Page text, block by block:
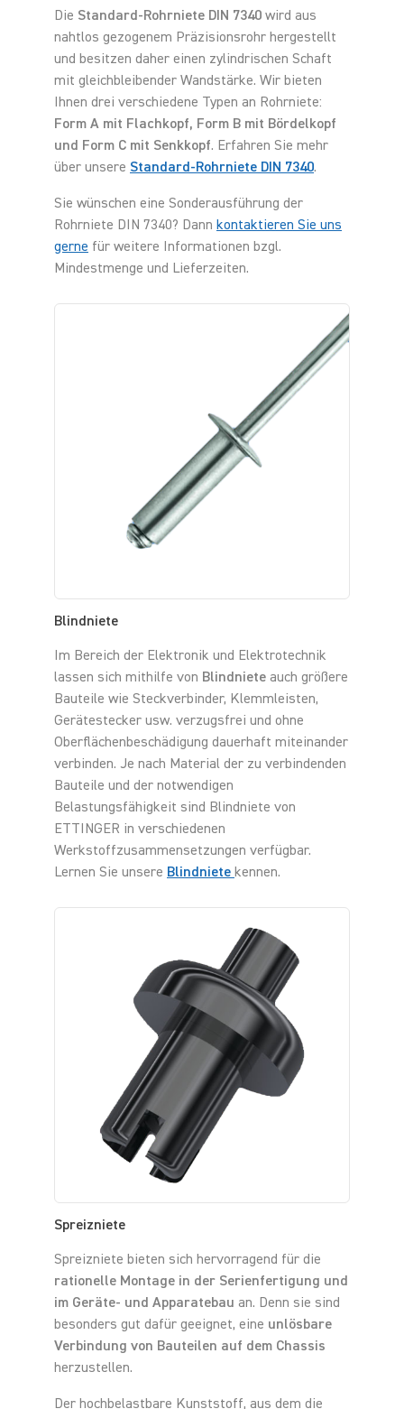
Die Standard-Rohrniete DIN 7340 wird aus
nahtlos gezogenem Präzisionsrohr hergestellt
und besitzen daher einen zylindrischen Schaft
mit gleichbleibender Wandstärke. Wir bieten
Ihnen drei verschiedene Typen an Rohrniete:
Form A mit Flachkopf, Form B mit Bördelkopf
und Form C mit Senkkopf. Erfahren Sie mehr
über unsere Standard-Rohrniete DIN 7340.
Sie wünschen eine Sonderausführung der
Rohrniete DIN 7340? Dann kontaktieren Sie uns
gerne für weitere Informationen bzgl.
Mindestmenge und Lieferzeiten.
Blindniete
Im Bereich der Elektronik und Elektrotechnik
lassen sich mithilfe von Blindniete auch größere
Bauteile wie Steckverbinder, Klemmleisten,
Gerätestecker usw. verzugsfrei und ohne
Oberflächenbeschädigung dauerhaft miteinander
verbinden. Je nach Material der zu verbindenden
Bauteile und der notwendigen
Belastungsfähigkeit sind Blindniete von
ETTINGER in verschiedenen
Werkstoffzusammensetzungen verfügbar.
Lernen Sie unsere Blindniete kennen.
Spreizniete
Spreizniete bieten sich hervorragend für die
rationelle Montage in der Serienfertigung und
im Geräte- und Apparatebau an. Denn sie sind
besonders gut dafür geeignet, eine unlösbare
Verbindung von Bauteilen auf dem Chassis
herzustellen.
Der hochbelastbare Kunststoff, aus dem die